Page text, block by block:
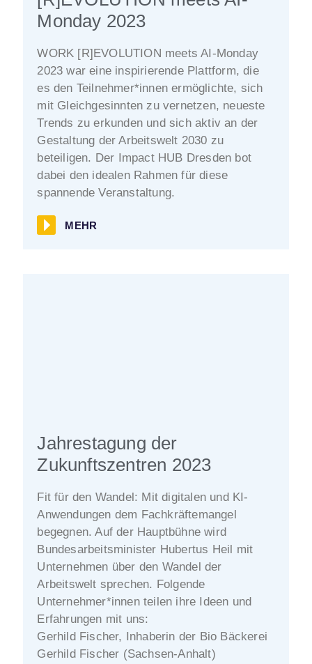
Monday 2023
WORK [R]EVOLUTION meets AI-Monday
2023 war eine inspirierende Plattform, die
es den Teilnehmer*innen ermöglichte, sich
mit Gleichgesinnten zu vernetzen, neueste
Trends zu erkunden und sich aktiv an der
Gestaltung der Arbeitswelt 2030 zu
beteiligen. Der Impact HUB Dresden bot
dabei den idealen Rahmen für diese
spannende Veranstaltung.
MEHR
Jahrestagung der
Zukunftszentren 2023
Fit für den Wandel: Mit digitalen und KI-
Anwendungen dem Fachkräftemangel
begegnen. Auf der Hauptbühne wird
Bundesarbeitsminister Hubertus Heil mit
Unternehmen über den Wandel der
Arbeitswelt sprechen. Folgende
Unternehmer*innen teilen ihre Ideen und
Erfahrungen mit uns:
Gerhild Fischer, Inhaberin der Bio Bäckerei
Gerhild Fischer (Sachsen-Anhalt)